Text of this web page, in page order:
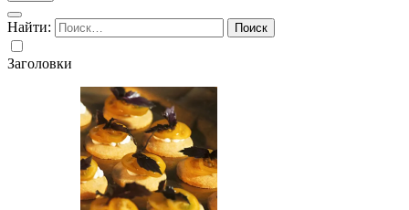
Найти:
Заголовки